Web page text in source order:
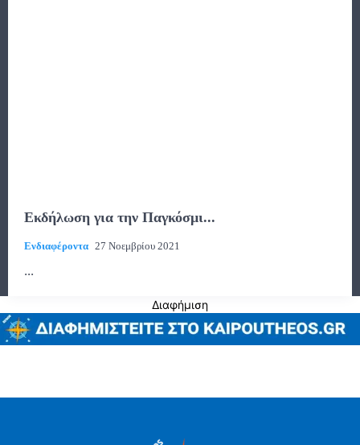
Εκδήλωση για την Παγκόσμι...
Ενδιαφέροντα 27 Νοεμβρίου 2021
...
Διαφήμιση